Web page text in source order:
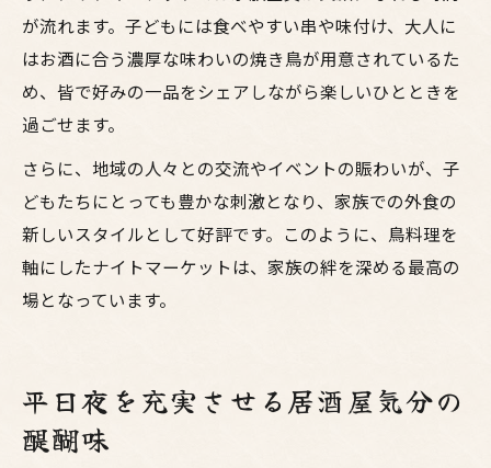
が流れます。子どもには食べやすい串や味付け、大人に
はお酒に合う濃厚な味わいの焼き鳥が用意されているた
め、皆で好みの一品をシェアしながら楽しいひとときを
過ごせます。
さらに、地域の人々との交流やイベントの賑わいが、子
どもたちにとっても豊かな刺激となり、家族での外食の
新しいスタイルとして好評です。このように、鳥料理を
軸にしたナイトマーケットは、家族の絆を深める最高の
場となっています。
平日夜を充実させる居酒屋気分の
醍醐味